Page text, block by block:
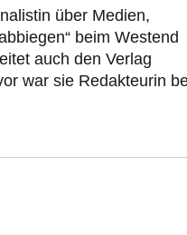
über Medien,
beim Westend
auch den Verlag
war sie Redakteurin